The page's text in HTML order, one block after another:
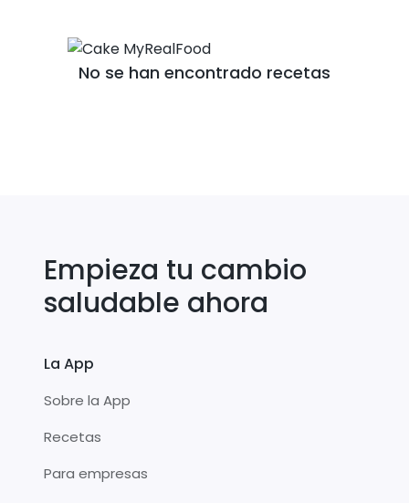
No se han encontrado recetas
Empieza tu cambio
saludable ahora
La App
Sobre la App
Recetas
Para empresas